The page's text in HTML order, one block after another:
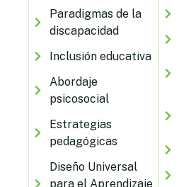
Paradigmas de la
discapacidad
Inclusión educativa
Abordaje
psicosocial
Estrategias
pedagógicas
Diseño Universal
para el Aprendizaje